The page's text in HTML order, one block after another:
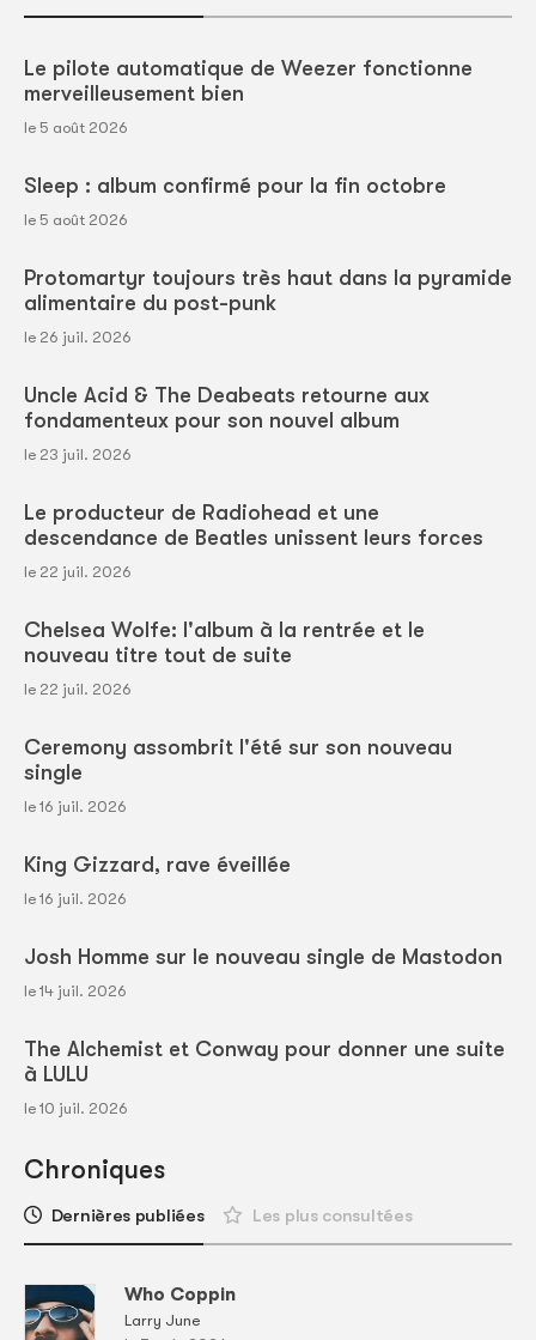
Le pilote automatique de Weezer fonctionne
merveilleusement bien
le 5 août 2026
Sleep : album confirmé pour la fin octobre
le 5 août 2026
Protomartyr toujours très haut dans la pyramide
alimentaire du post-punk
le 26 juil. 2026
Uncle Acid & The Deabeats retourne aux
fondamenteux pour son nouvel album
le 23 juil. 2026
Le producteur de Radiohead et une
descendance de Beatles unissent leurs forces
le 22 juil. 2026
Chelsea Wolfe: l'album à la rentrée et le
nouveau titre tout de suite
le 22 juil. 2026
Ceremony assombrit l'été sur son nouveau
single
le 16 juil. 2026
King Gizzard, rave éveillée
le 16 juil. 2026
Josh Homme sur le nouveau single de Mastodon
le 14 juil. 2026
The Alchemist et Conway pour donner une suite
à LULU
le 10 juil. 2026
Chroniques
Dernières publiées Les plus consultées
Who Coppin
Larry June